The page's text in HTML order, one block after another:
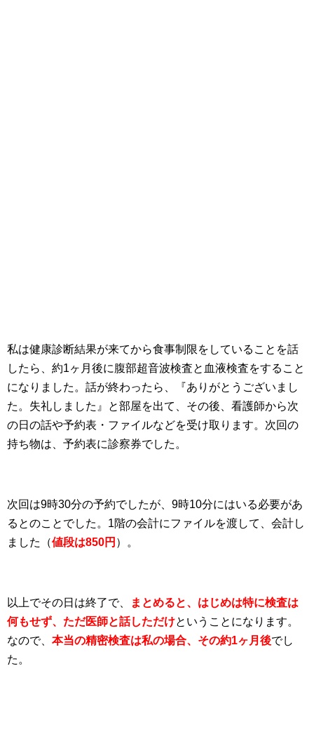
私は健康診断結果が来てから食事制限をしていることを話
したら、約1ヶ月後に腹部超音波検査と血液検査をすること
になりました。話が終わったら、『ありがとうございまし
た。失礼しました』と部屋を出て、その後、看護師から次
の日の話や予約表・ファイルなどを受け取ります。次回の
持ち物は、予約表に診察券でした。
次回は9時30分の予約でしたが、9時10分にはいる必要があ
るとのことでした。1階の会計にファイルを渡して、会計し
ました（値段は850円 ）。
以上でその日は終了で、
まとめると、はじめは特に検査は
何もせず、ただ医師と話しただけということになります。
なので、 本当の精密検査は私の場合、その約1ヶ月後でし
た。